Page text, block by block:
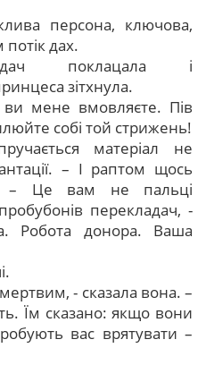
персона, ключова,
потік дах.
поклацала і
зітхнула.
мене вмовляєте. Пів
собі той стрижень!
матеріал не
– І раптом щось
– Це вам не пальці
перекладач, -
Робота донора. Ваша
- сказала вона. –
Їм сказано: якщо вони
вас врятувати –